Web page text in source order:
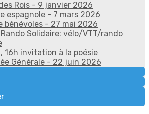
Rois - 9 janvier 2026
espagnole - 7 mars 2026
bénévoles - 27 mai 2026
Solidaire: vélo/VTT/rando
16h invitation à la poésie
Générale - 22 juin 2026